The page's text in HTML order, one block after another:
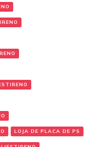
LOJA DE PLACA DE PS